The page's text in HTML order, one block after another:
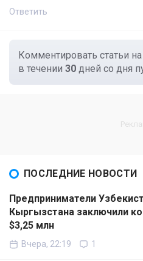
Ответить
Комментировать статьи
в течении 30 дней со дня
ПОСЛЕДНИЕ НОВОСТИ
Предприниматели
Кыргызстана заключили
$3,25 млн
Вчера, 22:19 1